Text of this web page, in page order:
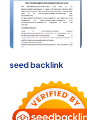
seed backlink